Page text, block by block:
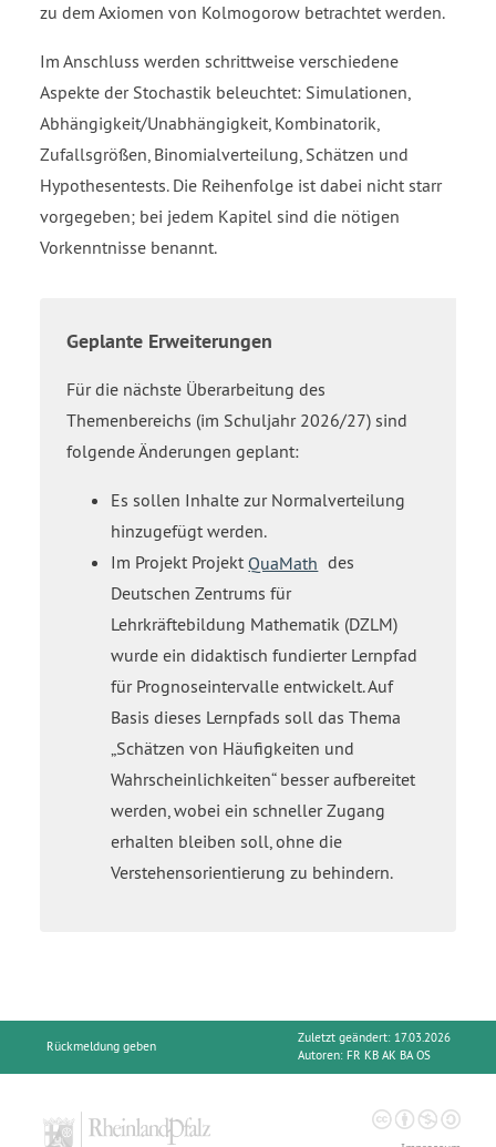
zu dem Axiomen von Kolmogorow betrachtet werden.
Im Anschluss werden schrittweise verschiedene
Aspekte der Stochastik beleuchtet: Simulationen,
Abhängigkeit/Unabhängigkeit, Kombinatorik,
Zufallsgrößen, Binomialverteilung, Schätzen und
Hypothesentests. Die Reihenfolge ist dabei nicht starr
vorgegeben; bei jedem Kapitel sind die nötigen
Vorkenntnisse benannt.
Geplante Erweiterungen
Für die nächste Überarbeitung des
Themenbereichs (im Schuljahr 2026/27) sind
folgende Änderungen geplant:
Es sollen Inhalte zur Normalverteilung
hinzugefügt werden.
Im Projekt Projekt QuaMath des
Deutschen Zentrums für
Lehrkräftebildung Mathematik (DZLM)
wurde ein didaktisch fundierter Lernpfad
für Prognoseintervalle entwickelt. Auf
Basis dieses Lernpfads soll das Thema
„Schätzen von Häufigkeiten und
Wahrscheinlichkeiten“ besser aufbereitet
werden, wobei ein schneller Zugang
erhalten bleiben soll, ohne die
Verstehensorientierung zu behindern.
Rückmeldung geben
Zuletzt geändert: 17.03.2026
Autoren: FR KB AK BA OS